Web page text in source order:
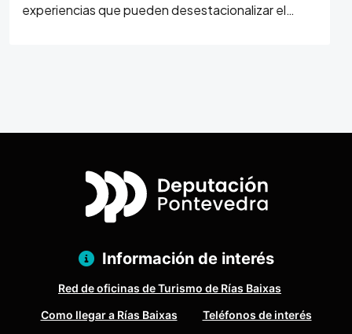
experiencias que pueden desestacionalizar el
Información de interés
Red de oficinas de Turismo de Rías Baixas
Como llegar a Rías Baixas
Teléfonos de interés